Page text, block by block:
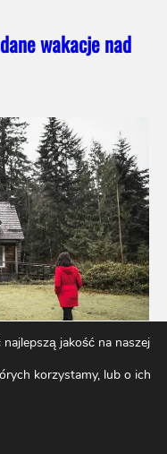
wakacje nad
jakość na naszej
korzystamy, lub o ich